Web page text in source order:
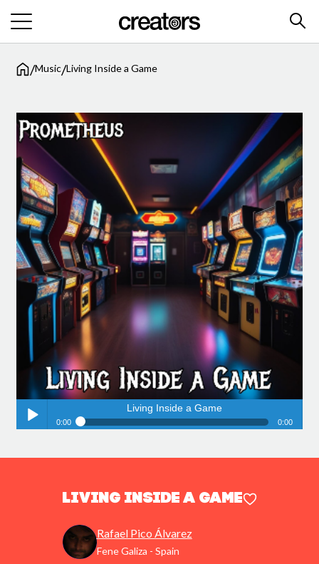
/Music/Living Inside a Game
Living Inside a Game
Rafael Pico Álvarez
Fene Galiza - Spain
Living Inside a Game
0:00 0:00